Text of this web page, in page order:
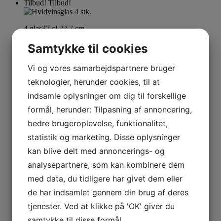
Tilbud! Tilbud!
4 glas37 cl.22,7 cm
Varenummer (SKU):N103742
Hvidvinsglas 4 stk.
319,80dkk Den oprindelige pris var:
319,80 dkk. 99,95dkkDen aktuelle pris er: 99,95 dkk.
Læs mere
Varenummer (SKU):4028035
Festival Bordeaux 12 glas
839,00dkk
Tilbud! Tilbud!
Samtykke til cookies
Vi og vores samarbejdspartnere bruger
teknologier, herunder cookies, til at
indsamle oplysninger om dig til forskellige
formål, herunder: Tilpasning af annoncering,
bedre brugeroplevelse, funktionalitet,
statistik og marketing. Disse oplysninger
kan blive delt med annoncerings- og
analysepartnere, som kan kombinere dem
med data, du tidligere har givet dem eller
de har indsamlet gennem din brug af deres
tjenester. Ved at klikke på 'OK' giver du